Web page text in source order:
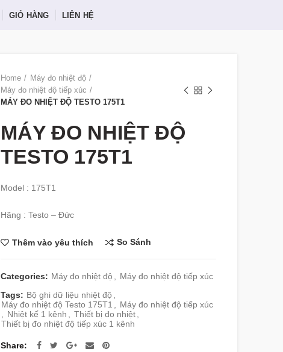
GIỎ HÀNG LIÊN HỆ
Home
Máy đo nhiệt độ
Máy đo nhiệt độ tiếp xúc
MÁY ĐO NHIỆT ĐỘ TESTO 175T1
MÁY ĐO NHIỆT ĐỘ
TESTO 175T1
Model : 175T1
Hãng : Testo – Đức
Thêm vào yêu thích So Sánh
Categories: Máy đo nhiệt độ , Máy đo nhiệt độ tiếp xúc
Tags: Bộ ghi dữ liệu nhiệt độ ,
Máy đo nhiệt độ Testo 175T1 , Máy đo nhiệt độ tiếp xúc
, Nhiệt kế 1 kênh , Thiết bị đo nhiệt ,
Thiết bị đo nhiệt độ tiếp xúc 1 kênh
Share